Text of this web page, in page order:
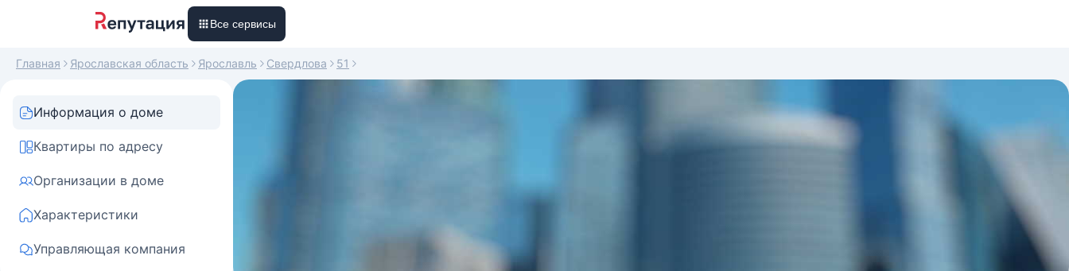
Все сервисы
Главная Ярославская область Ярославль Свердлова 51
Информация о доме
Квартиры по адресу
Организации в доме
Характеристики
Управляющая компания